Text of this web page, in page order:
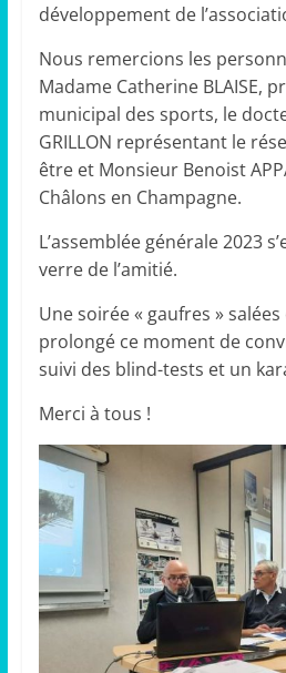
développement de
Nous remercions les
Madame Catherine BLAISE,
municipal des sports, le
GRILLON représentant le
être et Monsieur Benoist
Châlons en Champagne.
L’assemblée générale 2023
verre de l’amitié.
Une soirée « gaufres »
prolongé ce moment de
suivi des blind-tests et un
Merci à tous !